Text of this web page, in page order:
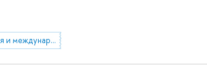
политология и международные отношения